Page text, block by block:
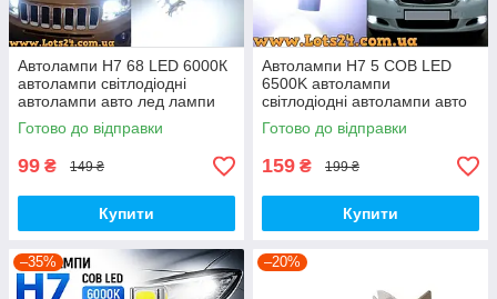
Автолампи H7 68 LED 6000К
автолампи світлодіодні
автолампи авто лед лампи
авто лампа лед світлодіодна
Готово до відправки
99 ₴ 149 ₴
Купити
Автолампи H7 5 COB LED
6500K автолампи
світлодіодні автолампи авто
лед лампи авто лампа лед
світлодіодна
Готово до відправки
159 ₴ 199 ₴
Купити
–35% –20%